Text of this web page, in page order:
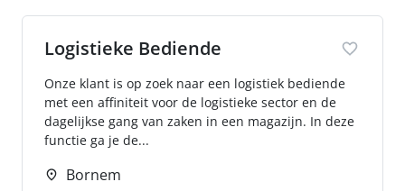
Logistieke Bediende
Onze klant is op zoek naar een logistiek bediende
met een affiniteit voor de logistieke sector en de
dagelijkse gang van zaken in een magazijn. In deze
functie ga je de...
Bornem